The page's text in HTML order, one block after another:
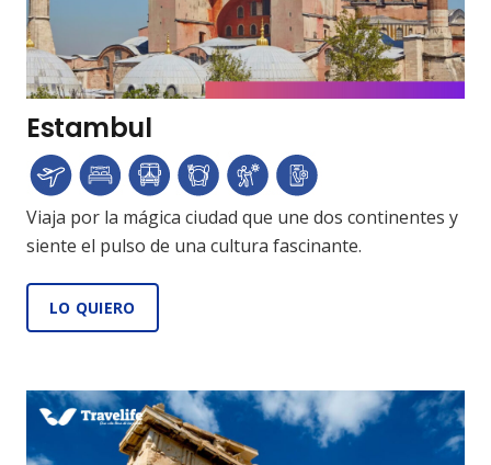
Estambul
Viaja por la mágica ciudad que une dos continentes y
siente el pulso de una cultura fascinante.
LO QUIERO